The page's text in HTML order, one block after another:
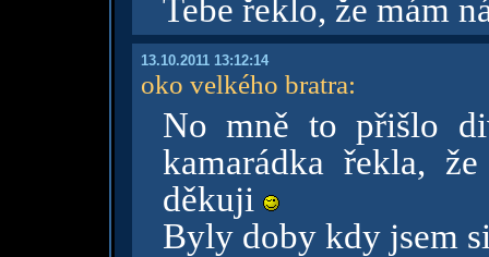
Tebe řeklo, že mám
13.10.2011 13:12:14
oko velkého bratra:
No mně to přišlo
kamarádka řekla,
děkuji
Byly doby kdy jsem